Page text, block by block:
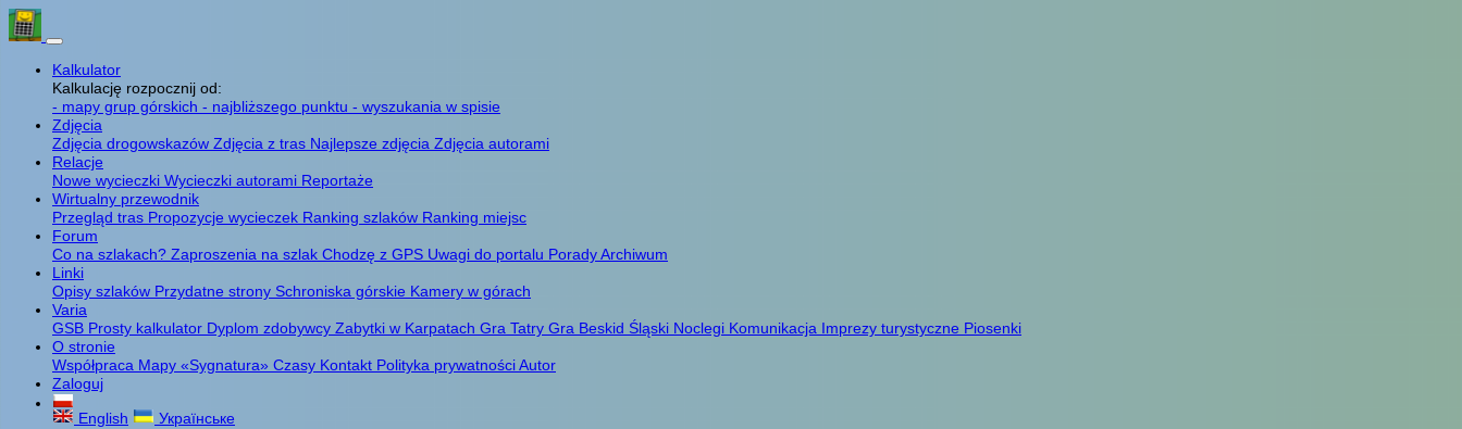
Kalkulator
Kalkulację rozpocznij od:
- mapy grup górskich - najbliższego punktu - wyszukania w spisie
Zdjęcia
Zdjęcia drogowskazów Zdjęcia z tras Najlepsze zdjęcia Zdjęcia autorami
Relacje
Nowe wycieczki Wycieczki autorami Reportaże
Wirtualny przewodnik
Przegląd tras Propozycje wycieczek Ranking szlaków Ranking miejsc
Forum
Co na szlakach? Zaproszenia na szlak Chodzę z GPS Uwagi do portalu PoradyArchiwum
Linki
Opisy szlaków Przydatne strony Schroniska górskie Kamery w górach
Varia
GSB Prosty kalkulator Dyplom zdobywcy Zabytki w Karpatach Gra Tatry Gra Beskid Śląski Noclegi Komunikacja Imprezy turystyczne Piosenki
O stronie
Współpraca Mapy «Sygnatura» Czasy Kontakt Polityka prywatnościAutor
Zaloguj
English
Українське